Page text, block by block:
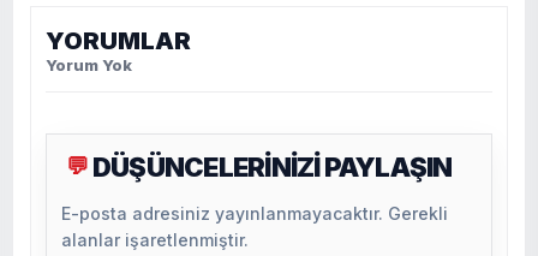
YORUMLAR
Yorum Yok
💬 DÜŞÜNCELERİNİZİ PAYLAŞIN
E-posta adresiniz yayınlanmayacaktır. Gerekli
alanlar işaretlenmiştir.